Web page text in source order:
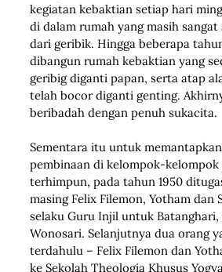
kegiatan kebaktian setiap hari
di dalam rumah yang masih
dari geribik. Hingga beberapa
dibangun rumah kebaktian yang
geribig diganti papan, serta atap
telah bocor diganti genting.
beribadah dengan penuh sukacita.
Sementara itu untuk
pembinaan di kelompok-kelompok
terhimpun, pada tahun 1950
masing Felix Filemon, Yotham dan
selaku Guru Injil untuk
Wonosari. Selanjutnya dua orang
terdahulu – Felix Filemon dan
ke Sekolah Theologia Khusus